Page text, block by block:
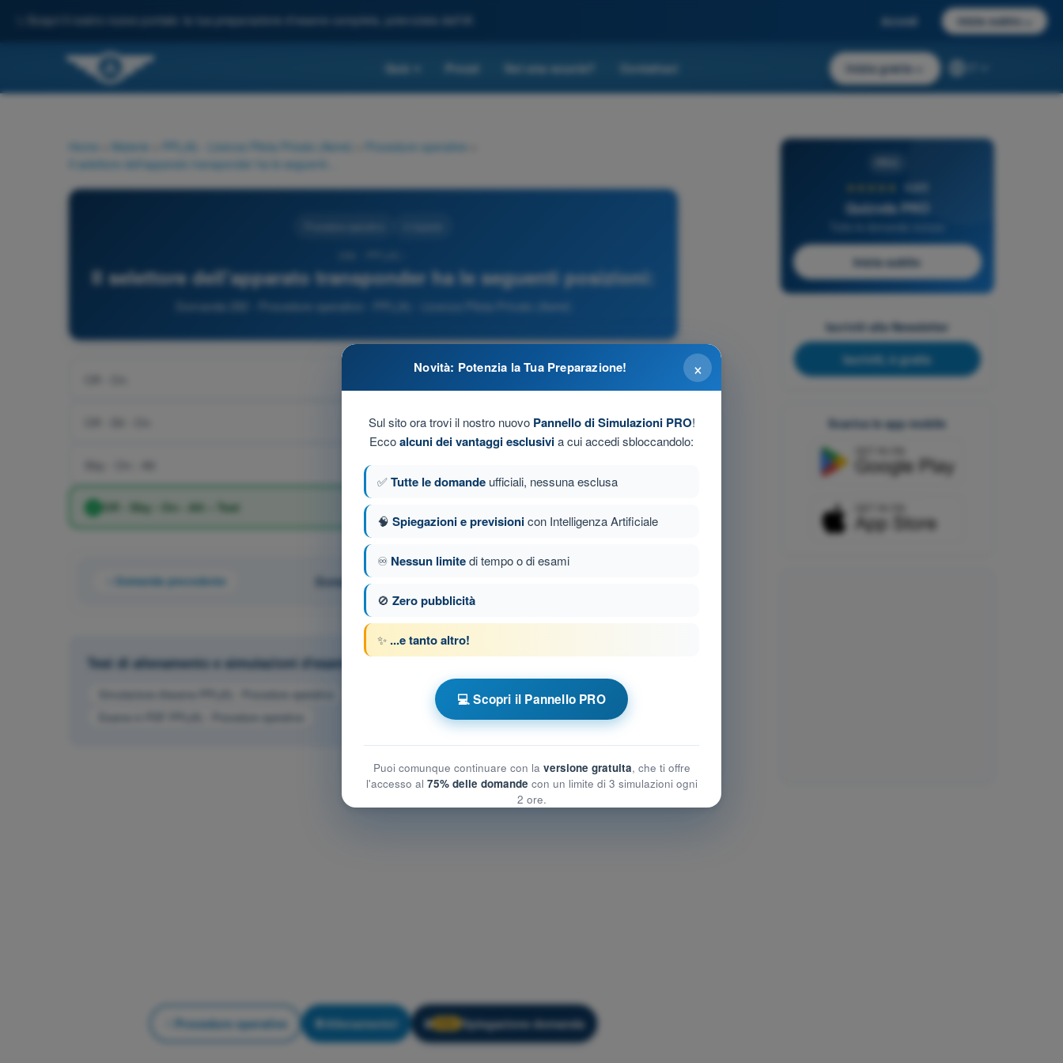
Scopri il nostro nuovo portale: la tua preparazione d'esame completa, potenziata dall'IA Accedi Inizia subito
Quiz Prezzi Sei una scuola? Contattaci Inizia gratis
Home Materie PPL(A) - Licenza Pilota Privato (Aerei) Procedure operative
Il selettore dell'apparato transponder ha le seguenti posizioni:
Domanda 292 - Procedure operative - PPL(A) - Licenza Pilota Privato (Aerei)
Off - Sby - On - Alt – Test
Domanda precedente Domanda 284 di 285
Test di allenamento e simulazioni d'esame a tempo PPL(A) - Licenza Pilota Privato (Aerei)
Allenamento PPL(A) - Procedure operative
Procedure operative Allenamento! 🔒 Spiegazione domanda
4,6/5
Quizvds PRO
Inizia subito
Iscriviti alla Newsletter
Iscriviti, è gratis
Scarica le app mobile
×
Novità: Potenzia la Tua Preparazione!
Sul sito ora trovi il nostro nuovo Pannello di Simulazioni PRO!
Eccoalcuni dei vantaggi esclusivia cui accedi sbloccandolo:
✅Tutte le domande ufficiali, nessuna esclusa
🧠 Spiegazioni e previsionicon Intelligenza Artificiale
♾️ Nessun limitedi tempo o di esami
🚫 Zero pubblicità
✨ ...e tanto altro!
💻 Scopri il Pannello PRO
Puoi comunque continuare con la versione gratuita, che ti offre
l'accesso al 75% delle domande con un limite di 3 simulazioni ogni
2 ore.